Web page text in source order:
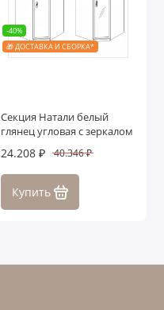
-40%
🎁 ДОСТАВКА И СБОРКА*
Секция Натали белый
глянец угловая с зеркалом
24.208 ₽ 40.346 ₽
Купить